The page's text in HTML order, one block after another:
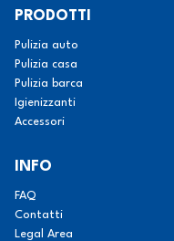
PRODOTTI
Pulizia auto
Pulizia casa
Pulizia barca
Igienizzanti
Accessori
INFO
FAQ
Contatti
Legal Area